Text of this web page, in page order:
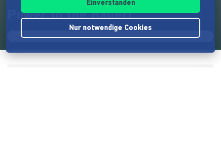
Power to the Bauer!
Einverstanden
Nur notwendige Cookies